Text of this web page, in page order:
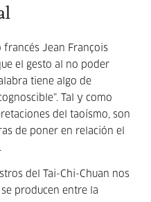
francés Jean François
el gesto al no poder
tiene algo de
Tal y como
del taoísmo, son
de poner en relación el
del Tai-Chi-Chuan nos
producen entre la